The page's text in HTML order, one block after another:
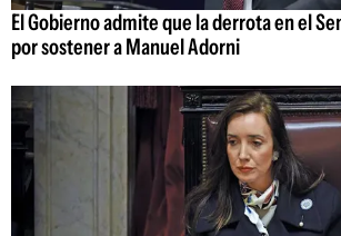
El Gobierno admite que la derrota en el
por sostener a Manuel Adorni